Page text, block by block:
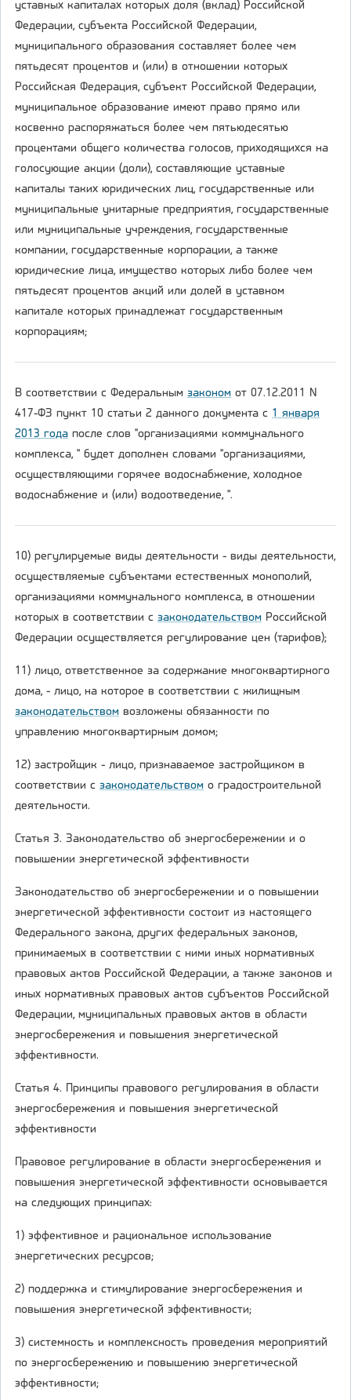
уставных капиталах которых доля (вклад) Российской
Федерации, субъекта Российской Федерации,
муниципального образования составляет более чем
пятьдесят процентов и (или) в отношении которых
Российская Федерация, субъект Российской Федерации,
муниципальное образование имеют право прямо или
косвенно распоряжаться более чем пятьюдесятью
процентами общего количества голосов, приходящихся на
голосующие акции (доли), составляющие уставные
капиталы таких юридических лиц, государственные или
муниципальные унитарные предприятия, государственные
или муниципальные учреждения, государственные
компании, государственные корпорации, а также
юридические лица, имущество которых либо более чем
пятьдесят процентов акций или долей в уставном
капитале которых принадлежат государственным
корпорациям;
В соответствии с Федеральным законом от 07.12.2011 N
417-ФЗ пункт 10 статьи 2 данного документа с 1 января
2013 года после слов "организациями коммунального
комплекса, " будет дополнен словами "организациями,
осуществляющими горячее водоснабжение, холодное
водоснабжение и (или) водоотведение, ".
10) регулируемые виды деятельности - виды деятельности,
осуществляемые субъектами естественных монополий,
организациями коммунального комплекса, в отношении
которых в соответствии с законодательством Российской
Федерации осуществляется регулирование цен (тарифов);
11) лицо, ответственное за содержание многоквартирного
дома, - лицо, на которое в соответствии с жилищным
законодательством возложены обязанности по
управлению многоквартирным домом;
12) застройщик - лицо, признаваемое застройщиком в
соответствии с законодательством о градостроительной
деятельности.
Статья 3. Законодательство об энергосбережении и о
повышении энергетической эффективности
Законодательство об энергосбережении и о повышении
энергетической эффективности состоит из настоящего
Федерального закона, других федеральных законов,
принимаемых в соответствии с ними иных нормативных
правовых актов Российской Федерации, а также законов и
иных нормативных правовых актов субъектов Российской
Федерации, муниципальных правовых актов в области
энергосбережения и повышения энергетической
эффективности.
Статья 4. Принципы правового регулирования в области
энергосбережения и повышения энергетической
эффективности
Правовое регулирование в области энергосбережения и
повышения энергетической эффективности основывается
на следующих принципах:
1) эффективное и рациональное использование
энергетических ресурсов;
2) поддержка и стимулирование энергосбережения и
повышения энергетической эффективности;
3) системность и комплексность проведения мероприятий
по энергосбережению и повышению энергетической
эффективности;